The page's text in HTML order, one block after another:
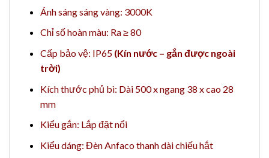
Ánh sángsáng vàng: 3000K
Chỉ số hoàn màu: Ra ≥ 80
Cấp bảo vệ: IP65 (Kín nước – gắn được ngoài
trời)
Kích thước phủ bì: Dài 500 x ngang 38 x cao 28
mm
Kiểu gắn: Lắp đặt nổi
Kiểu dáng: Đèn Anfaco thanh dài chiếu hắt